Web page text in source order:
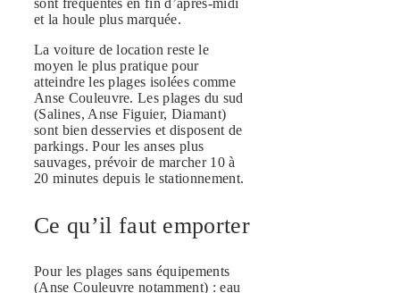
sont fréquentes en fin d’après-midi
et la houle plus marquée.
La voiture de location reste le
moyen le plus pratique pour
atteindre les plages isolées comme
Anse Couleuvre. Les plages du sud
(Salines, Anse Figuier, Diamant)
sont bien desservies et disposent de
parkings. Pour les anses plus
sauvages, prévoir de marcher 10 à
20 minutes depuis le stationnement.
Ce qu’il faut emporter
Pour les plages sans équipements
(Anse Couleuvre notamment) : eau